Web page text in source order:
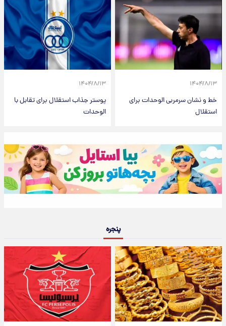
۱۴۰۴/۸/۱۳
خط و نشان سرمربی الوحدات برای
استقلال
۱۴۰۴/۸/۱۳
پوستر جذاب استقلال برای تقابل با
الوحدات
پنجره